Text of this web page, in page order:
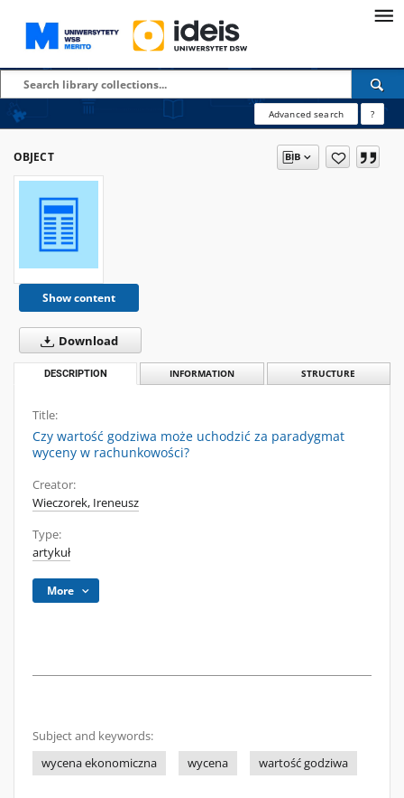
Advanced search ?
OBJECT
Show content
Download
DESCRIPTION INFORMATION STRUCTURE
Title:
Czy wartość godziwa może uchodzić za paradygmat
wyceny w rachunkowości?
Creator:
Wieczorek, Ireneusz
Type:
artykuł
More
Subject and keywords:
wycena ekonomiczna
wycena wartość godziwa